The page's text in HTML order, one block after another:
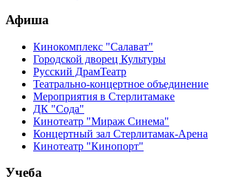
Афиша
Кинокомплекс "Салават"
Городской дворец Культуры
Русский ДрамТеатр
Театрально-концертное объединение
Мероприятия в Стерлитамаке
ДК "Сода"
Кинотеатр "Мираж Синема"
Концертный зал Стерлитамак-Арена
Кинотеатр "Кинопорт"
Учеба